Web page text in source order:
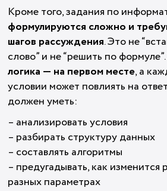
Кроме того, задания по
формулируются сложно и
шагов рассуждения. Это не
слово” и не “решить по
логика — на первом месте, а
условии может повлиять на
должен уметь:
– анализировать условия
– разбирать структуру данных
– составлять алгоритмы
– предугадывать, как изменится
разных параметрах